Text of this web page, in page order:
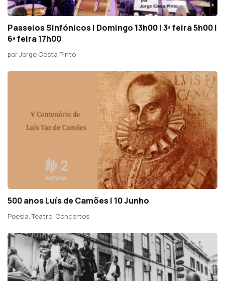
Passeios Sinfónicos | Domingo 13h00 | 3ª feira 5h00 |
6ª feira 17h00
por Jorge Costa Pinto
500 anos Luís de Camões | 10 Junho
Poesia, Teatro, Concertos